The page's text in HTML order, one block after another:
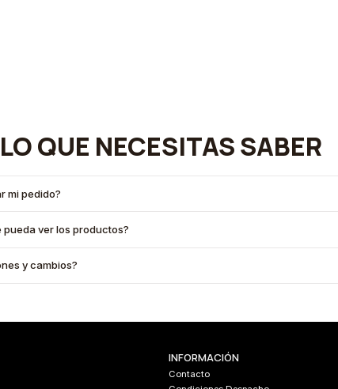
LO QUE NECESITAS SABER
mi pedido?
ver los productos?
y cambios?
INFORMACIÓN
Contacto